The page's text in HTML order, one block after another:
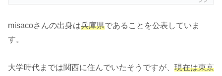
misacoさんの出身は兵庫県であることを公表していま
す。
大学時代までは関西に住んでいたそうですが、 現在は東京